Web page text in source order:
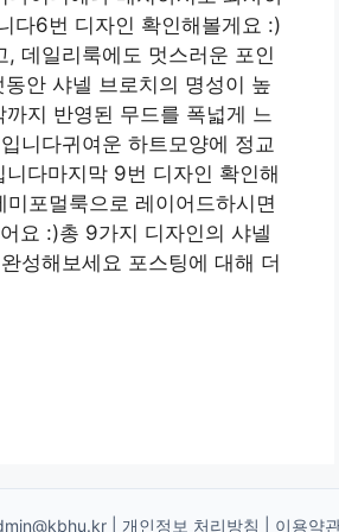
다6번 디자인 확인해볼게요 :)
데일리룩에도 멋스러운 포인
안 샤넬 브로치의 명성이 높
지 반영된 무드를 폭넓게 느
니다귀여운 하트모양에 정교
다마지막 9번 디자인 확인해
포멀룩으로 레이어드하시면
요 :)총 9가지 디자인의 샤넬
성해보세요 포스팅에 대해 더
개인정보 처리방침 이용약